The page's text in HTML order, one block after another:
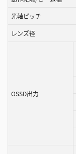
光軸ピッチ
レンズ径
OSSD出力